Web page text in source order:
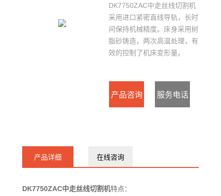
DK7750ZAC中走丝线切割机
采用进口紧密直线导轨，长时
间保持机械精度。床身采用树
脂砂铸造，两次高温处理，有
效的控制了机床变形量。
产品咨询 服务电话
产品详细 在线咨询
DK7750ZAC中走丝线切割机特点：